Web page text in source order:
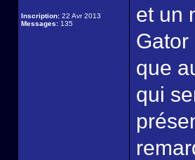
Inscription: 22 Avr 2013
Messages: 135
et un
Gator
que
qui